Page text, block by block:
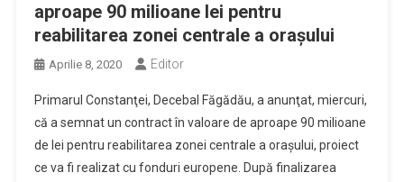
aproape 90 milioane lei pentru
reabilitarea zonei centrale a oraşului
Aprilie 8, 2020 Editor
Primarul Constanţei, Decebal Făgădău, a anunţat, miercuri,
că a semnat un contract în valoare de aproape 90 milioane
de lei pentru reabilitarea zonei centrale a oraşului, proiect
ce va fi realizat cu fonduri europene. După finalizarea